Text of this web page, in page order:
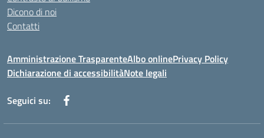
Dicono di noi
Contatti
Amministrazione TrasparenteAlbo onlinePrivacy Policy
Dichiarazione di accessibilitàNote legali
Seguici su: